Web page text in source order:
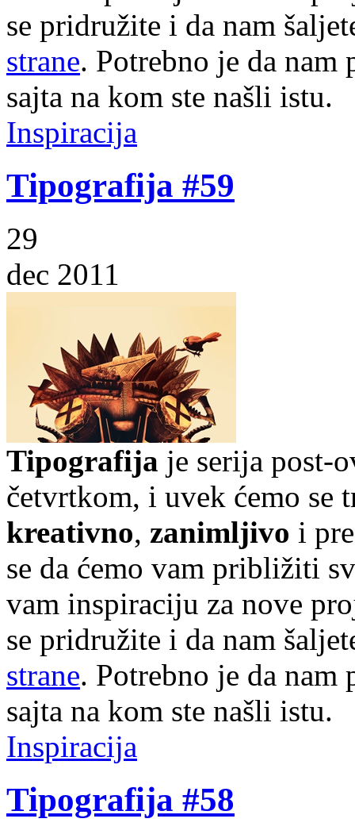
se pridružite i da nam
strane. Potrebno je da
sajta na kom ste našli istu.
Inspiracija
Tipografija #59
29
dec 2011
Tipografija je serija post-
četvrtkom, i uvek ćemo se
kreativno, zanimljivo i
se da ćemo vam približiti
vam inspiraciju za nove
se pridružite i da nam
strane. Potrebno je da
sajta na kom ste našli istu.
Inspiracija
Tipografija #58